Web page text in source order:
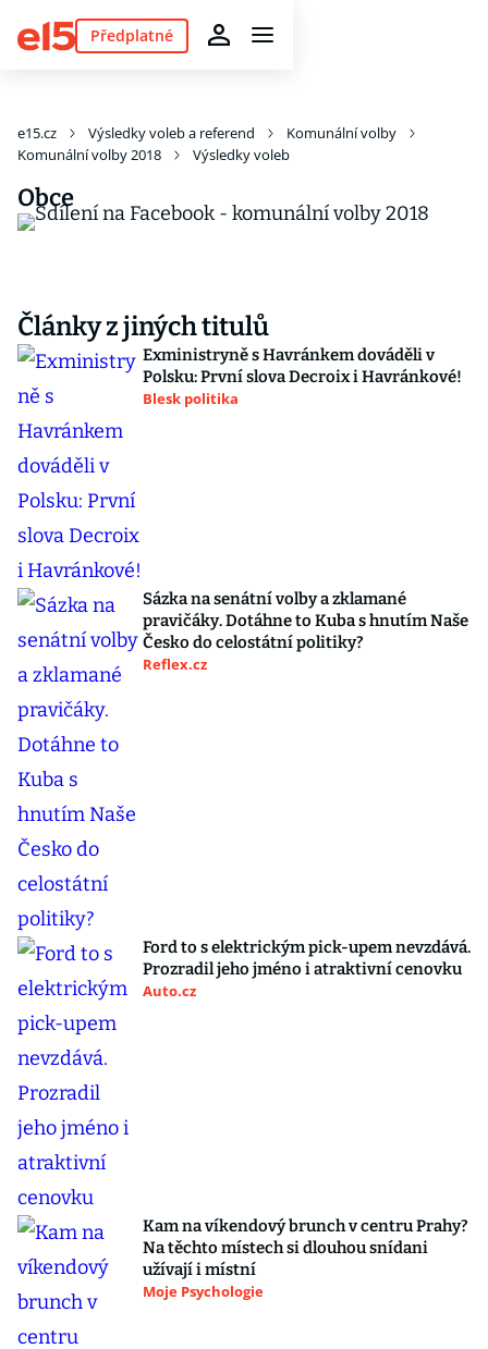
Předplatné
e15.cz Výsledky voleb a referend
Komunální volby
Komunální volby 2018
Výsledky voleb
Obce
Články z jiných titulů
Exministryně s Havránkem dováděli v
Polsku: První slova Decroix i Havránkové!
Blesk politika
Sázka na senátní volby a zklamané
pravičáky. Dotáhne to Kuba s hnutím Naše
Česko do celostátní politiky?
Reflex.cz
Ford to s elektrickým pick-upem nevzdává.
Prozradil jeho jméno i atraktivní cenovku
Auto.cz
Kam na víkendový brunch v centru Prahy?
Na těchto místech si dlouhou snídani
užívají i místní
Moje Psychologie